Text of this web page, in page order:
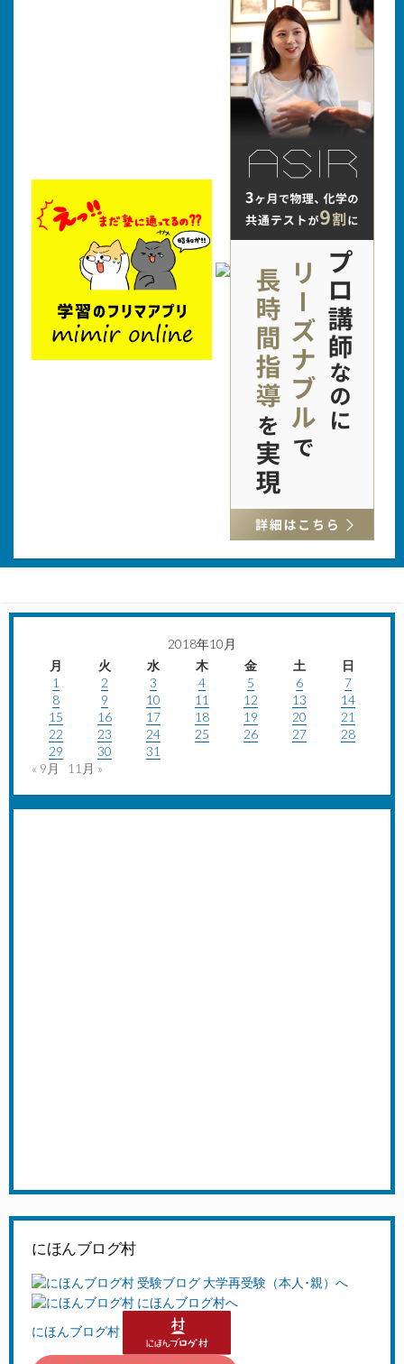
2018年10月
月
火 水 木 金 土
日
1
2 3 4 5 6
7
8
9 10 11 12 13
14
15
16 17 18 19 20
21
22
23 24 25 26 27
28
29
30
31
« 9月
11月 »
にほんブログ村
にほんブログ村